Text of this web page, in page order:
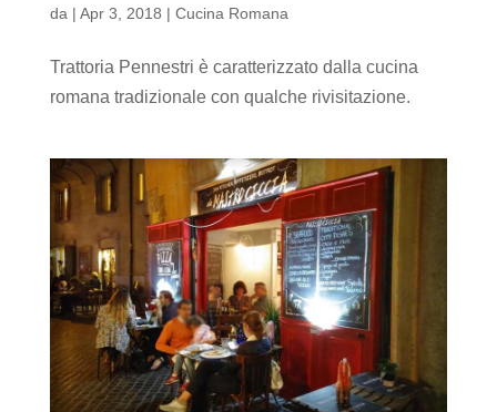
da | Apr 3, 2018 | Cucina Romana
Trattoria Pennestri è caratterizzato dalla cucina
romana tradizionale con qualche rivisitazione.